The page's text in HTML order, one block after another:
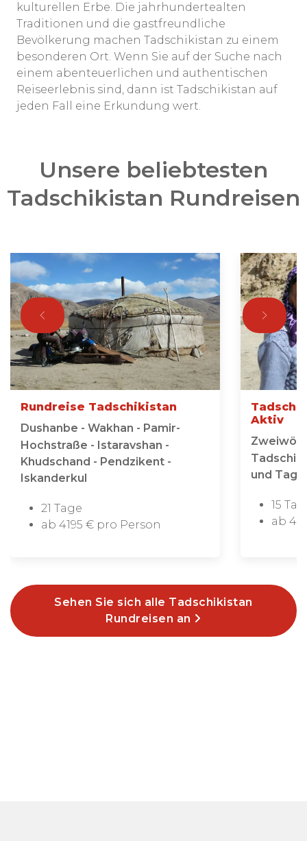
kulturellen Erbe. Die jahrhundertealten
Traditionen und die gastfreundliche
Bevölkerung machen Tadschikistan zu einem
besonderen Ort. Wenn Sie auf der Suche nach
einem abenteuerlichen und authentischen
Reiseerlebnis sind, dann ist Tadschikistan auf
jeden Fall eine Erkundung wert.
Unsere beliebtesten
Tadschikistan Rundreisen
Rundreise Tadschikistan
Dushanbe - Wakhan - Pamir-
Hochstraße - Istaravshan -
Khudschand - Pendzikent -
Iskanderkul
21 Tage
ab 4195 € pro Person
Aktiv
und
15
ab
Sehen Sie sich alle Tadschikistan
Rundreisen an